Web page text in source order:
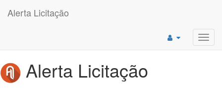
Alerta Licitação
Alerta Licitação